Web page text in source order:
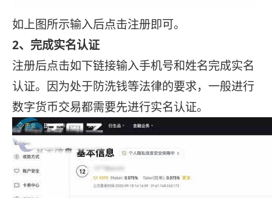
如上图所示输入后点击注册即可。
2、完成实名认证
注册后点击如下链接输入手机号和姓名完成实名
认证。因为处于防洗钱等法律的要求，一般进行
数字货币交易都需要先进行实名认证。